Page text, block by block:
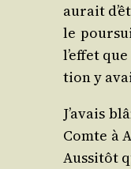
aurait
le
l’effet
tion y
J’avais
Comte à
Aus­si­tôt